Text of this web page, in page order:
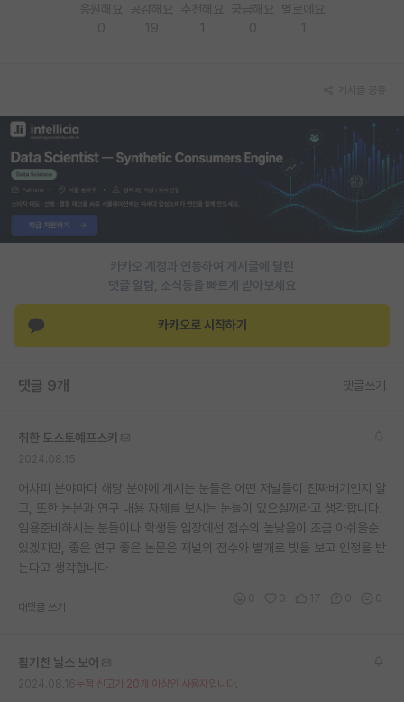
카카오 계정과 연동하여 게시글에 달린
댓글 알람, 소식등을 빠르게 받아보세요
카카오로 시작하기
댓글 9개 댓글쓰기
취한 도스토예프스키
어차피 분야마다 해당 분야에 계시는 분들은 어떤 저널들이 진짜배기인지 알
고, 또한 논문과 연구 내용 자체를 보시는 눈들이 있으실꺼라고 생각합니다.
임용준비하시는 분들이나 학생들 입장에선 점수의 높낮음이 조금 아쉬울순
있겠지만, 좋은 연구 좋은 논문은 저널의 점수와 별개로 빛을 보고 인정을 받
는다고 생각합니다
대댓글 쓰기
활기찬 닐스 보어
누적 신고가 20개 이상인 사용자입니다.